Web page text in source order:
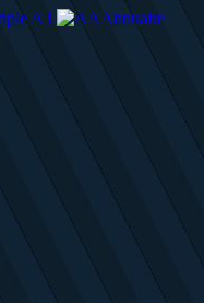
A !